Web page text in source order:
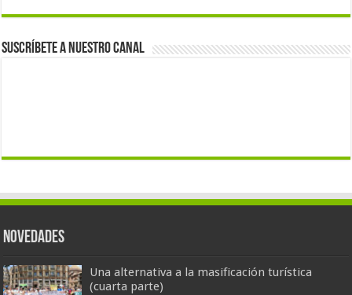
Suscríbete a nuestro canal
Novedades
Una alternativa a la masificación turística
(cuarta parte)